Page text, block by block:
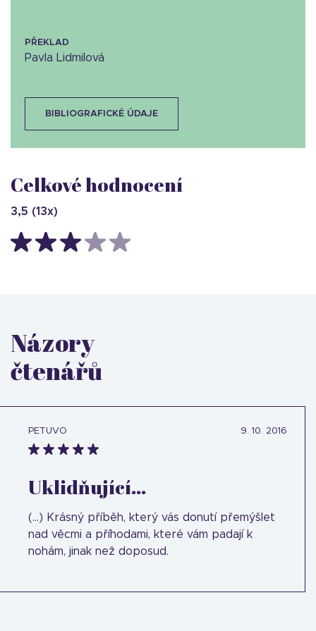
PŘEKLAD
Pavla Lidmilová
BIBLIOGRAFICKÉ ÚDAJE
Celkové hodnocení
3,5 (13x)
Názory
čtenářů
PETUVO 9. 10. 2016
Uklidňující...
(...) Krásný příběh, který vás donutí přemýšlet
nad věcmi a příhodami, které vám padají k
nohám, jinak než doposud.